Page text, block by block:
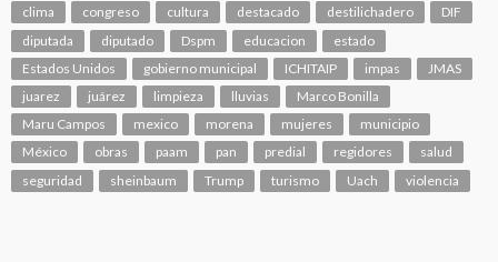
clima
congreso cultura destacado destilichadero
DIF
diputada
diputado Dspm educacion
estado
Estados Unidos
gobierno municipal ICHITAIP impas
JMAS
juarez
juárez limpieza lluvias
Marco Bonilla
Maru Campos
mexico morena mujeres
municipio
México
obras paam pan predial regidores
salud
seguridad
sheinbaum Trump turismo Uach violencia